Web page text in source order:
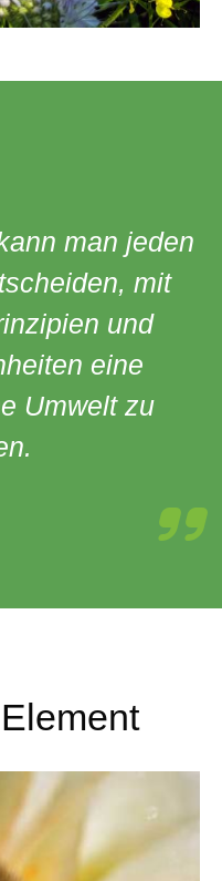
man jeden
mit
und
eine
Umwelt zu